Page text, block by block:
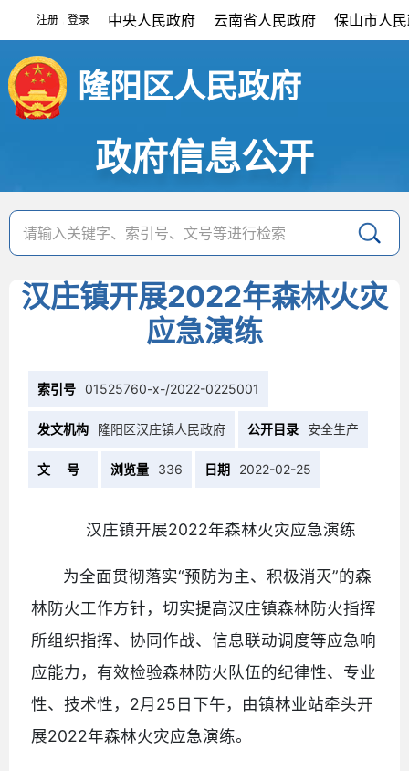
注册 登录 中央人民政府 云南省人民政府 保山市人
隆阳区人民政府
政府信息公开
汉庄镇开展2022年森林火灾
应急演练
索引号 01525760-x-/2022-0225001
发文机构 隆阳区汉庄镇人民政府 公开目录 安全生产
文 号 浏览量 336 日期 2022-02-25
汉庄镇开展2022年森林火灾应急演练
为全面贯彻落实“预防为主、积极消灭”的森
林防火工作方针，切实提高汉庄镇森林防火指挥
所组织指挥、协同作战、信息联动调度等应急响
应能力，有效检验森林防火队伍的纪律性、专业
性、技术性，2月25日下午，由镇林业站牵头开
展2022年森林火灾应急演练。